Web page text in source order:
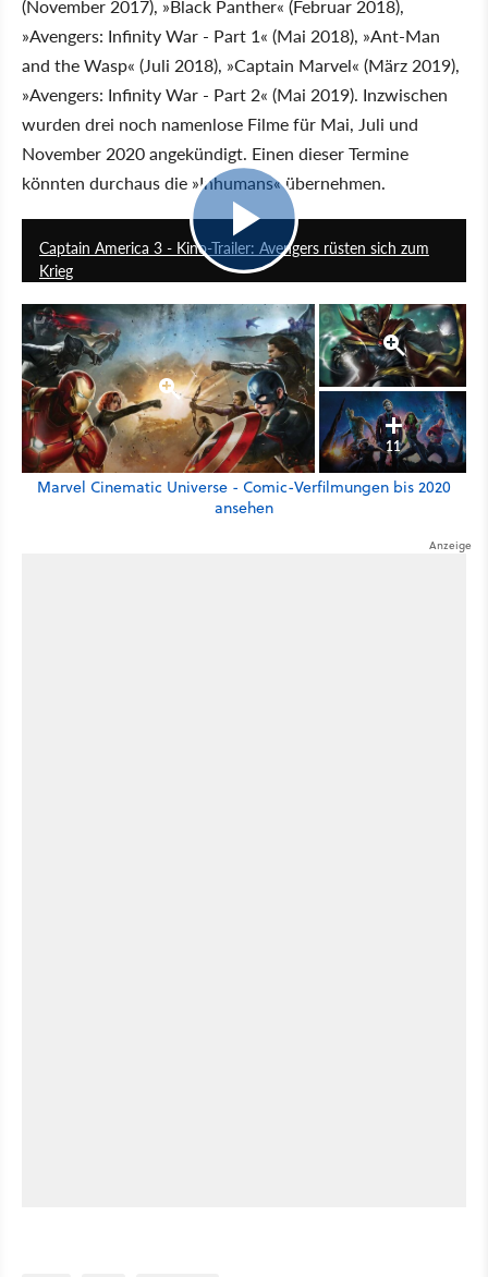
(November 2017), »Black Panther« (Februar 2018),
»Avengers: Infinity War - Part 1« (Mai 2018), »Ant-Man
and the Wasp« (Juli 2018), »Captain Marvel« (März 2019),
»Avengers: Infinity War - Part 2« (Mai 2019). Inzwischen
wurden drei noch namenlose Filme für Mai, Juli und
November 2020 angekündigt. Einen dieser Termine
könnten durchaus die »Inhumans« übernehmen.
Captain America 3 - Kino-Trailer: Avengers rüsten sich zum
Krieg
11
Marvel Cinematic Universe - Comic-Verfilmungen bis 2020
ansehen